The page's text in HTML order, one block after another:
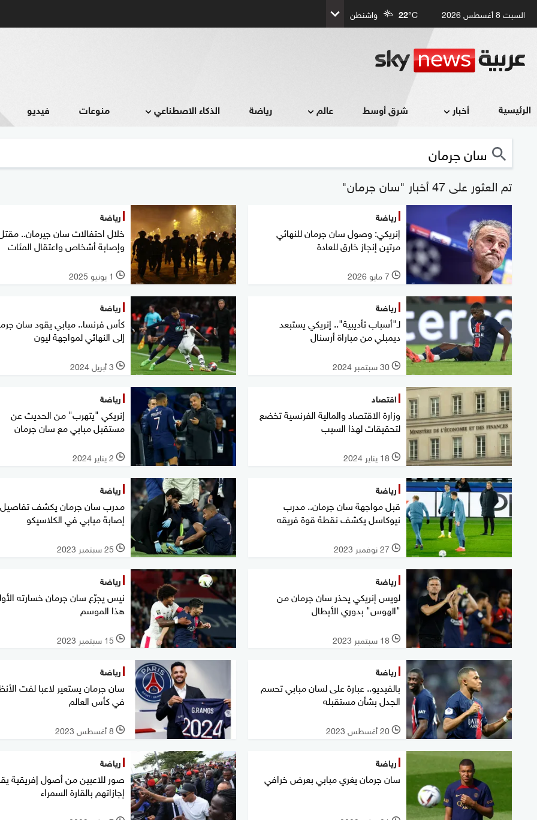
السبت 8 أغسطس 2026 22°C واشنطن
الرئيسية أخبار شرق أوسط عالم رياضة الذكاء الاصطناعي منوعات فيديو
تم العثور على 47 أخبار "سان جرمان"
رياضة
إنريكي: وصول سان جرمان للنهائي
مرتين إنجاز خارق للعادة
l 7 مايو 2026
رياضة
خلال احتفالات سان جيرمان..
وإصابة أشخاص واعتقال المئات
l 1 يونيو 2025
رياضة
لـ"أسباب تأديبية".. إنريكي يستبعد
ديمبلي من مباراة أرسنال
l 30 سبتمبر 2024
رياضة
كأس فرنسا.. مبابي يقود سان
إلى النهائي لمواجهة ليون
l 3 أبريل 2024
اقتصاد
وزارة الاقتصاد والمالية الفرنسية تخضع
لتحقيقات لهذا السبب
l 18 يناير 2024
رياضة
إنريكي "يتهرب" من الحديث عن
مستقبل مبابي مع سان جرمان
l 2 يناير 2024
رياضة
قبل مواجهة سان جرمان.. مدرب
نيوكاسل يكشف نقطة قوة فريقه
l 27 نوفمبر 2023
رياضة
مدرب سان جرمان يكشف تفاصيل
إصابة مبابي في الكلاسيكو
l 25 سبتمبر 2023
رياضة
لويس إنريكي يحذر سان جرمان من
"الهوس" بدوري الأبطال
l 18 سبتمبر 2023
رياضة
نيس يجرّع سان جرمان خسارته
هذا الموسم
l 15 سبتمبر 2023
رياضة
بالفيديو.. عبارة على لسان مبابي تحسم
الجدل بشأن مستقبله
l 20 أغسطس 2023
رياضة
سان جرمان يستعير لاعبا لفت
في كأس العالم
l 8 أغسطس 2023
رياضة
سان جرمان يغري مبابي بعرض خرافي
رياضة
صور للاعبين من أصول إفريقية
إجازاتهم بالقارة السمراء